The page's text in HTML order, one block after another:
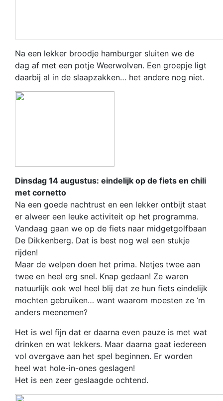
Na een lekker broodje hamburger sluiten we de
dag af met een potje Weerwolven. Een groepje ligt
daarbij al in de slaapzakken… het andere nog niet.
Dinsdag 14 augustus: eindelijk op de fiets en chili
met cornetto
Na een goede nachtrust en een lekker ontbijt staat
er alweer een leuke activiteit op het programma.
Vandaag gaan we op de fiets naar midgetgolfbaan
De Dikkenberg. Dat is best nog wel een stukje
rijden!
Maar de welpen doen het prima. Netjes twee aan
twee en heel erg snel. Knap gedaan! Ze waren
natuurlijk ook wel heel blij dat ze hun fiets eindelijk
mochten gebruiken… want waarom moesten ze ‘m
anders meenemen?
Het is wel fijn dat er daarna even pauze is met wat
drinken en wat lekkers. Maar daarna gaat iedereen
vol overgave aan het spel beginnen. Er worden
heel wat hole-in-ones geslagen!
Het is een zeer geslaagde ochtend.